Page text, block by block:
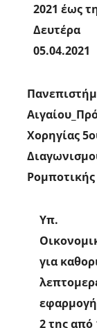
2021 έως
Δευτέρα
05.04.2021
Χορηγίας
Ρομποτικής
Υπ.
για
2 της από